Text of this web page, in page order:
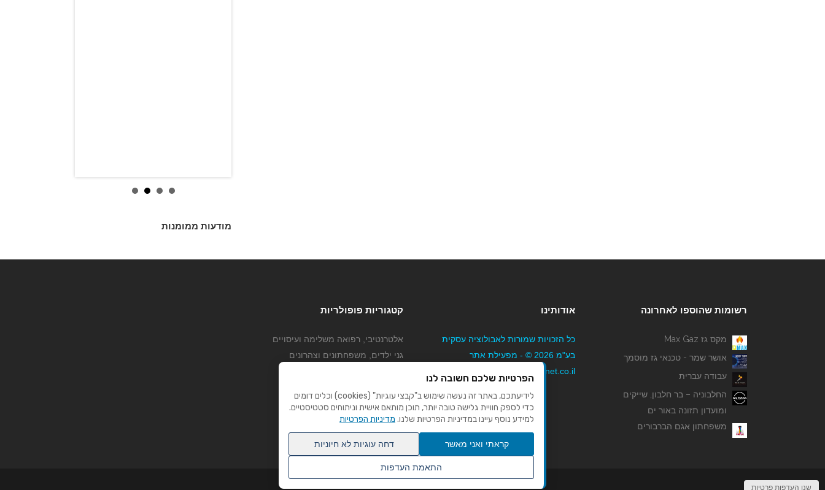
מודעות ממומנות
רשומות שהוספו לאחרונה
מקס גז Max Gaz
אושר שמר - טכנאי גז מוסמך
עבודה עברית
החלבוניה – בר חלבון, שייקים
ומועדון תזונה באור ים
משפחתון אגם הברבורים
אודותינו
כל הזכויות שמורות לאבולוציה עסקית
בע"מ 2026 © - מפעילת אתר
Mybiznet.co.il
קטגוריות פופולריות
אלטרנטיבי, רפואה משלימה ועיסויים
גני ילדים, משפחתונים וצהרונים
הפרטיות שלכם חשובה לנו
לידיעתכם, באתר זה נעשה שימוש ב"קבצי עוגיות" (cookies) וכלים דומים
כדי לספק חוויית גלישה טובה יותר, תוכן מותאם אישית וניתוחים סטטיסטיים.
למידע נוסף עיינו במדיניות הפרטיות שלנו. מדיניות הפרטיות
קראתי ואני מאשר דחה עוגיות לא חיוניות
התאמת העדפות
שנו העדפות פרטיות